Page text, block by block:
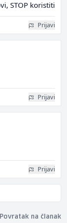
STOP koristiti
Prijavi
Prijavi
Prijavi
Povratak na članak